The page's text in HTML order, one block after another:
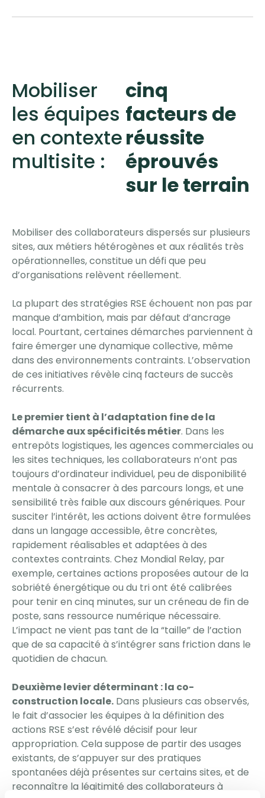
Mobiliser
les équipes
en contexte
multisite :
cinq
facteurs de
réussite
éprouvés
sur le terrain
Mobiliser des collaborateurs dispersés sur plusieurs
sites, aux métiers hétérogènes et aux réalités très
opérationnelles, constitue un défi que peu
d’organisations relèvent réellement.
La plupart des stratégies RSE échouent non pas par
manque d’ambition, mais par défaut d’ancrage
local. Pourtant, certaines démarches parviennent à
faire émerger une dynamique collective, même
dans des environnements contraints. L’observation
de ces initiatives révèle cinq facteurs de succès
récurrents.
Le premier tient à l’adaptation fine de la
démarche aux spécificités métier. Dans les
entrepôts logistiques, les agences commerciales ou
les sites techniques, les collaborateurs n’ont pas
toujours d’ordinateur individuel, peu de disponibilité
mentale à consacrer à des parcours longs, et une
sensibilité très faible aux discours génériques. Pour
susciter l’intérêt, les actions doivent être formulées
dans un langage accessible, être concrètes,
rapidement réalisables et adaptées à des
contextes contraints. Chez Mondial Relay, par
exemple, certaines actions proposées autour de la
sobriété énergétique ou du tri ont été calibrées
pour tenir en cinq minutes, sur un créneau de fin de
poste, sans ressource numérique nécessaire.
L’impact ne vient pas tant de la “taille” de l’action
que de sa capacité à s’intégrer sans friction dans le
quotidien de chacun.
Deuxième levier déterminant : la co-
construction locale. Dans plusieurs cas observés,
le fait d’associer les équipes à la définition des
actions RSE s’est révélé décisif pour leur
appropriation. Cela suppose de partir des usages
existants, de s’appuyer sur des pratiques
spontanées déjà présentes sur certains sites, et de
reconnaître la légitimité des collaborateurs à